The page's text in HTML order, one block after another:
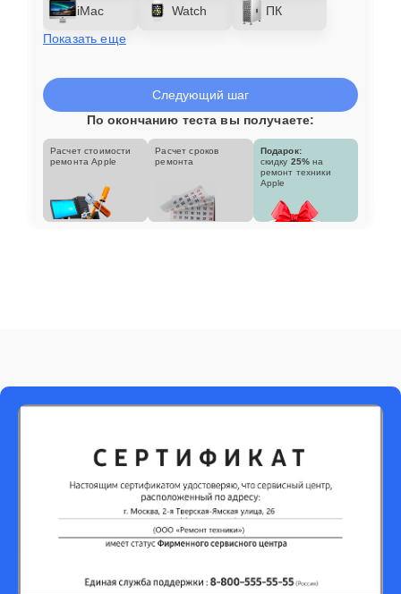
iMac Watch
ПК
Показать еще
Следующий шаг
По окончанию теста вы получаете:
Расчет стоимости
ремонта Apple
Расчет сроков
ремонта
Подарок:
скидку 25% на
ремонт техники
Apple